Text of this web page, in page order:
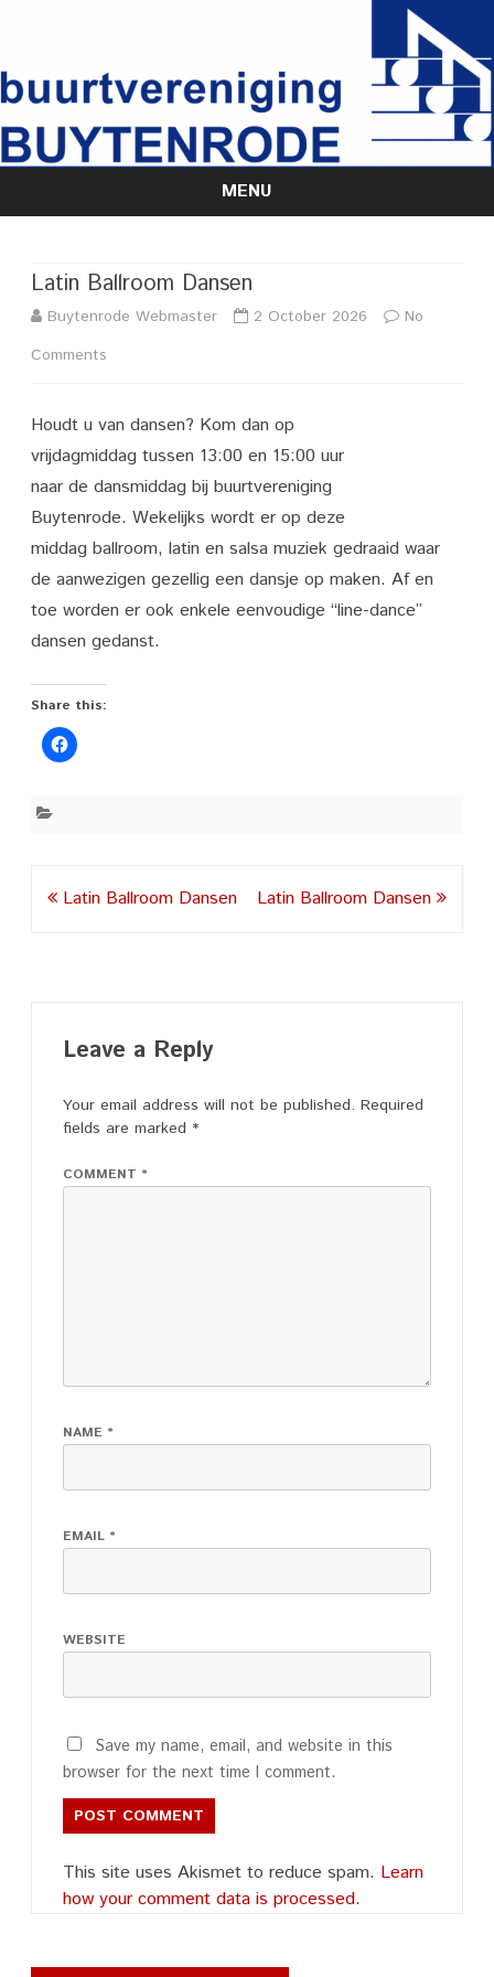
MENU
Skip
Latin Ballroom Dansen
Buytenrode Webmaster 2 October 2026
No
Comments
Ballroom
Dansen
Houdt u van dansen? Kom dan op
vrijdagmiddag tussen 13:00 en 15:00 uur
naar de dansmiddag bij buurtvereniging
Buytenrode. Wekelijks wordt er op deze
middag ballroom, latin en salsa muziek gedraaid waar
de aanwezigen gezellig een dansje op maken. Af en
toe worden er ook enkele eenvoudige “line-dance”
dansen gedanst.
Share this:
PostLatin Ballroom Dansen Latin Ballroom Dansen
Leave a Reply
Your email address will not be published. Required
fields are marked *
COMMENT *
NAME *
EMAIL *
WEBSITE
Save my name, email, and website in this
browser for the next time I comment.
This site uses Akismet to reduce spam. Learn
how your comment data is processed.